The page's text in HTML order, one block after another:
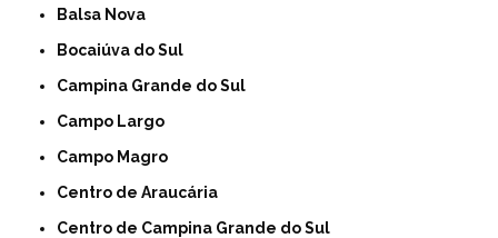
Balsa Nova
Bocaiúva do Sul
Campina Grande do Sul
Campo Largo
Campo Magro
Centro de Araucária
Centro de Campina Grande do Sul